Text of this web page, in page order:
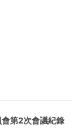
第2次會議紀錄